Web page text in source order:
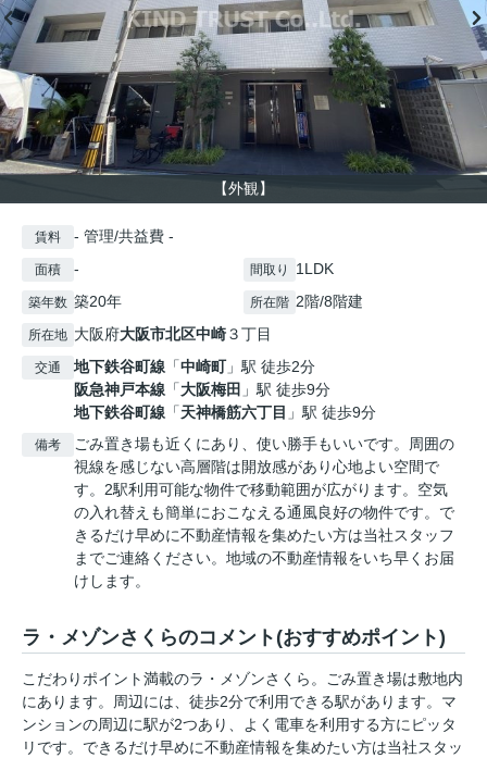
【外観】
賃料 - 管理/共益費 -
面積 - 間取り 1LDK
築年数 築20年 所在階 2階/8階建
所在地 大阪府大阪市北区中崎３丁目
交通 地下鉄谷町線 「中崎町」駅 徒歩2分
阪急神戸本線 「大阪梅田 」駅 徒歩9分
地下鉄谷町線 「天神橋筋六丁目 」駅 徒歩9分
備考
ごみ置き場も近くにあり、使い勝手もいいです。周囲の
視線を感じない高層階は開放感があり心地よい空間で
す。2駅利用可能な物件で移動範囲が広がります。空気
の入れ替えも簡単におこなえる通風良好の物件です。で
きるだけ早めに不動産情報を集めたい方は当社スタッフ
までご連絡ください。地域の不動産情報をいち早くお届
けします。
ラ・メゾンさくらのコメント(おすすめポイント)
こだわりポイント満載のラ・メゾンさくら。ごみ置き場は敷地内
にあります。周辺には、徒歩2分で利用できる駅があります。マ
ンションの周辺に駅が2つあり、よく電車を利用する方にピッタ
リです。できるだけ早めに不動産情報を集めたい方は当社スタッ